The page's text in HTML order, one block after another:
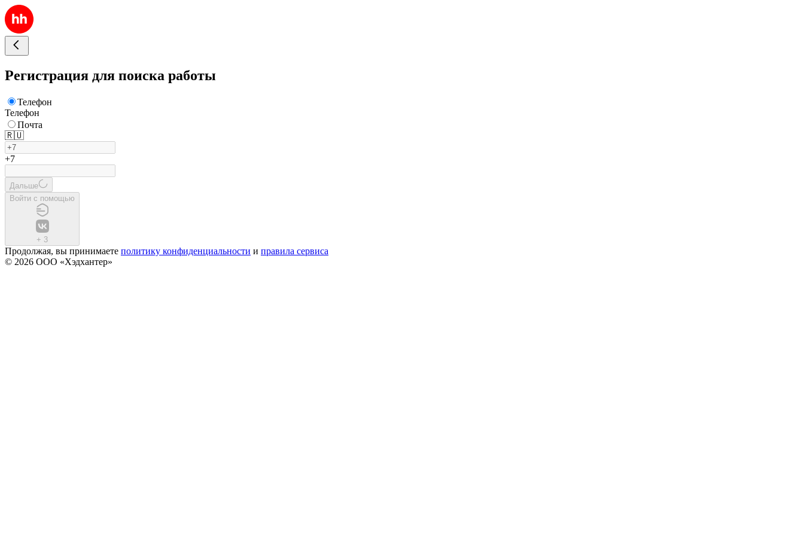
Регистрация для поиска работы
Телефон
Телефон
Почта
🇷🇺
+7
Дальше
Войти с помощью
+ 3
Продолжая, вы принимаете политику конфиденциальности и правила сервиса
© 2026 ООО «Хэдхантер»